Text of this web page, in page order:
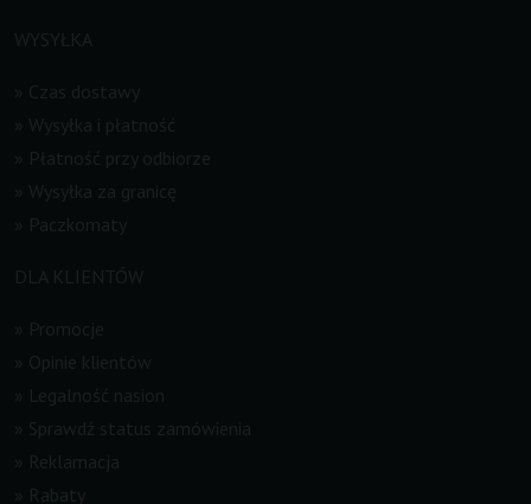
WYSYŁKA
Czas dostawy
Wysyłka i płatność
Płatność przy odbiorze
Wysyłka za granicę
Paczkomaty
DLA KLIENTÓW
Promocje
Opinie klientów
Legalność nasion
Sprawdź status zamówienia
Reklamacja
Rabaty